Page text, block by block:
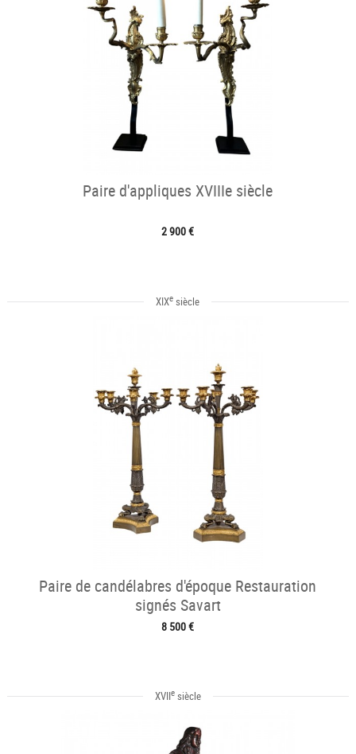
Paire d'appliques XVIIIe siècle
2 900 €
XIXe siècle
Paire de candélabres d'époque Restauration
signés Savart
8 500 €
XVIIesiècle